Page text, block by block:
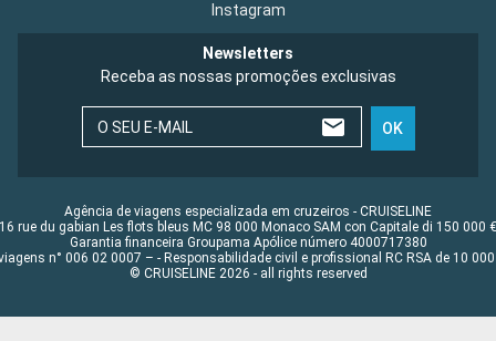
Instagram
Newsletters
Receba as nossas promoções exclusivas
O SEU E-MAIL OK
Agência de viagens especializada em cruzeiros - CRUISELINE
16 rue du gabian Les flots bleus MC 98 000 Monaco SAM con Capitale di 150 000 €
Garantia financeira Groupama Apólice número 4000717380
n° 006 02 0007 – - Responsabilidade civil e profissional RC RSA de 10 000
© CRUISELINE 2026 - all rights reserved